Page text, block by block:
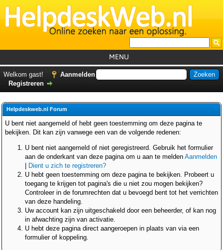
MENU
Helpdesks
Forum
Welkom gast!
Aanmelden
Registreren
Helpdeskweb.nl Forum
U bent niet aangemeld of hebt geen toestemming om deze pagina te
bekijken. Dit kan zijn vanwege een van de volgende redenen:
U bent niet aangemeld of niet geregistreerd. Gebruik het formulier
aan de onderkant van deze pagina om u aan te melden Aanmelden
Dient u zich te registreren?
U hebt geen toestemming om deze pagina te bekijken. Probeert u
toegang te krijgen tot pagina's die u niet zou mogen bekijken?
Controleer in de forumrechten dat u bevoegd bent tot het verrichten
van deze handeling.
Uw account kan zijn uitgeschakeld door een beheerder, of kan nog
in afwachting zijn van activatie.
U hebt deze pagina direct aangeroepen in plaats van via een
formulier of koppeling.